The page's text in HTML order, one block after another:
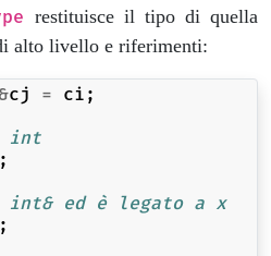
restituisce il tipo di quella
alto livello e riferimenti:
cj = ci ;
int
;
ed è legato a x
;